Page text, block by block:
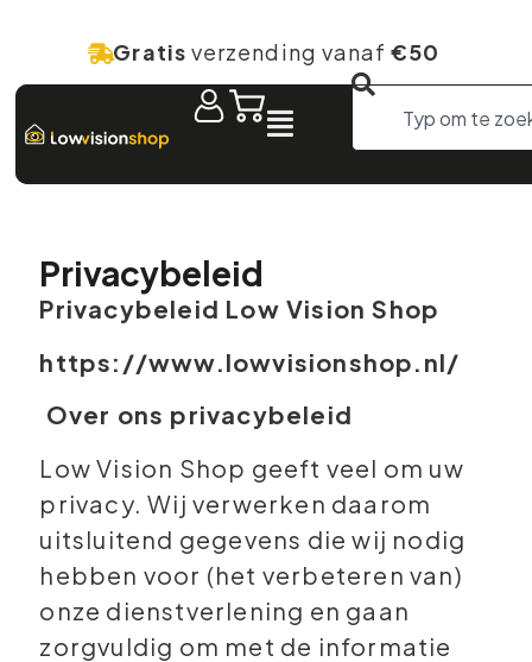
Gratis verzending vanaf €50
Privacybeleid
Privacybeleid Low Vision Shop
https://www.lowvisionshop.nl/
Over ons privacybeleid
Low Vision Shop geeft veel om uw
privacy. Wij verwerken daarom
uitsluitend gegevens die wij nodig
hebben voor (het verbeteren van)
onze dienstverlening en gaan
zorgvuldig om met de informatie